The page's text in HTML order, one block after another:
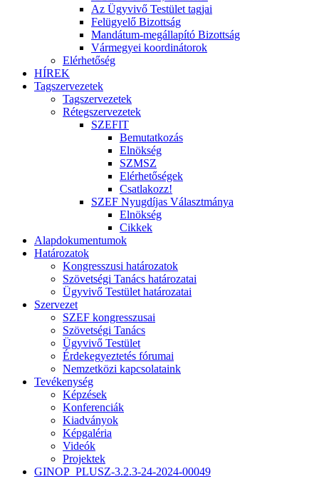
Az Ügyvivő Testület tagjai
Felügyelő Bizottság
Mandátum-megállapító Bizottság
Vármegyei koordinátorok
Elérhetőség
HÍREK
Tagszervezetek
Tagszervezetek
Rétegszervezetek
SZEFIT
Bemutatkozás
Elnökség
SZMSZ
Elérhetőségek
Csatlakozz!
SZEF Nyugdíjas Választmánya
Elnökség
Cikkek
Alapdokumentumok
Határozatok
Kongresszusi határozatok
Szövetségi Tanács határozatai
Ügyvivő Testület határozatai
Szervezet
SZEF kongresszusai
Szövetségi Tanács
Ügyvivő Testület
Érdekegyeztetés fórumai
Nemzetközi kapcsolataink
Tevékenység
Képzések
Konferenciák
Kiadványok
Képgaléria
Videók
Projektek
GINOP_PLUSZ-3.2.3-24-2024-00049